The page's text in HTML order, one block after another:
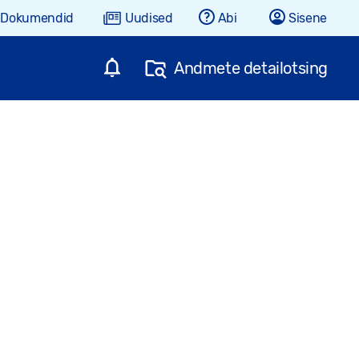
Dokumendid Uudised Abi Sisene
Andmete detailotsing